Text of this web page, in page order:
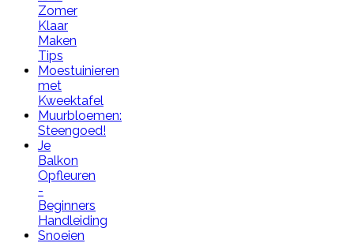
Zomer
Klaar
Maken
Tips
Moestuinieren
met
Kweektafel
Muurbloemen:
Steengoed!
Je
Balkon
Opfleuren
-
Beginners
Handleiding
Snoeien